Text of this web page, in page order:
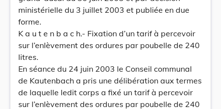
ministérielle du 3 juillet 2003 et publiée en due
forme.
K a u t e n b a c h.- Fixation d’un tarif à percevoir
sur l’enlèvement des ordures par poubelle de 240
litres.
En séance du 24 juin 2003 le Conseil communal
de Kautenbach a pris une délibération aux termes
de laquelle ledit corps a fixé un tarif à percevoir
sur l’enlèvement des ordures par poubelle de 240